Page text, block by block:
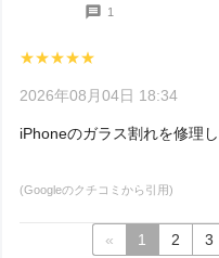
1
★★★★★
2026年08月04日 18:34
iPhoneのガラス割れを修理
(Googleのクチコミから引用)
« 1 2 3